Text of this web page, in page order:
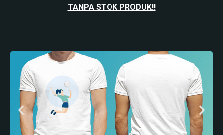
TANPA STOK PRODUK!!